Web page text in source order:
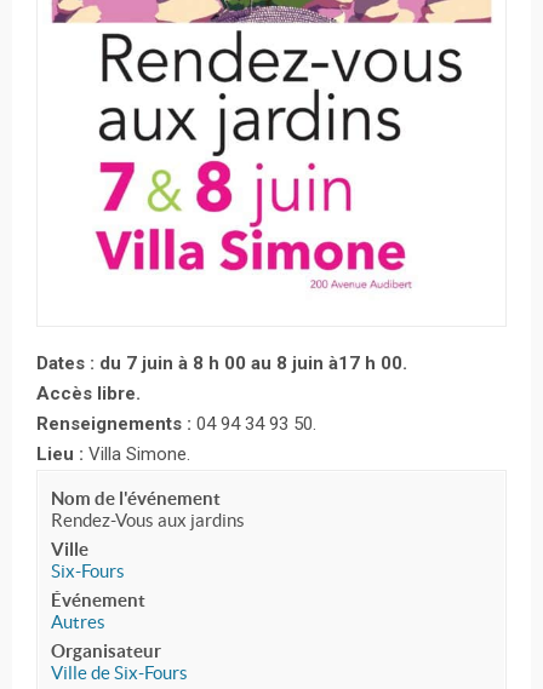
Dates : du 7 juin à 8 h 00 au 8 juin à17 h 00.
Accès libre.
Renseignements : 04 94 34 93 50.
Lieu : Villa Simone.
Nom de l'événement
Rendez-Vous aux jardins
Ville
Six-Fours
Événement
Autres
Organisateur
Ville de Six-Fours